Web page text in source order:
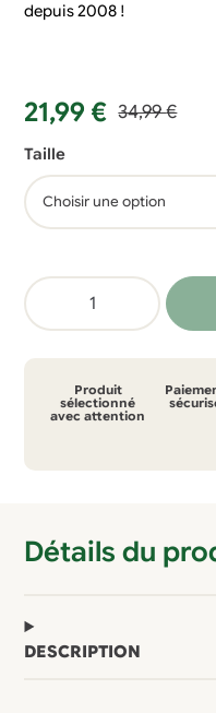
depuis 2008 !
34,99€
Le
prix
initial
était :
34,99 €.
21,99 €
Le
prix
actuel
est :
21,99 €.
Taille
quantité
de
Picture
Produit
sélectionné
avec attention
Détails du
DESCRIPTION